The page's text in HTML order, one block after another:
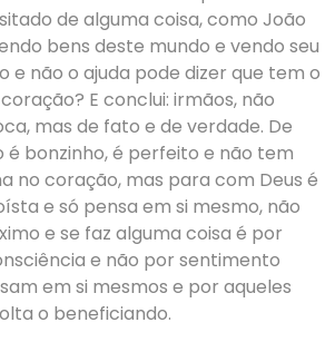
de alguma coisa, como João
bens deste mundo e vendo seu
e não o ajuda pode dizer que tem o
E conclui: irmãos, não
mas de fato e de verdade. De
bonzinho, é perfeito e não tem
no coração, mas para com Deus é
e só pensa em si mesmo, não
e se faz alguma coisa é por
e não por sentimento
em si mesmos e por aqueles
o beneficiando.